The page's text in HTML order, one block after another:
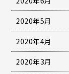
2020年5月
2020年4月
2020年3月